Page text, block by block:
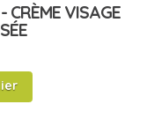
CRÈME VISAGE